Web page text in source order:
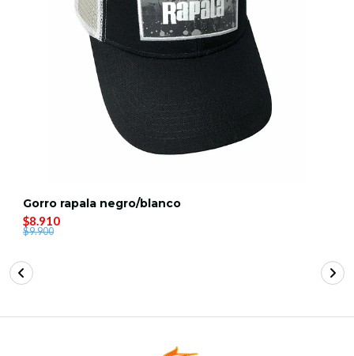
Gorro rapala negro/blanco
$8.910
$9.900